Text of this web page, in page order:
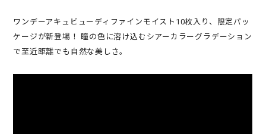
ワンデーアキュビューディファインモイスト10枚入り、限定パッ
ケージが新登場！ 瞳の色に溶け込むシアーカラーグラデーション
で至近距離でも自然な美しさ。